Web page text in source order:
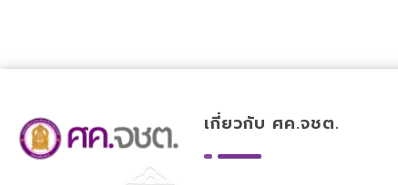
เกี่ยวกับ ศค.จชต.